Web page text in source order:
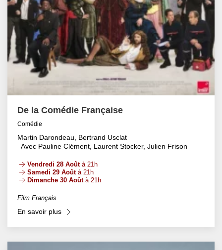
De la Comédie Française
Comédie
Martin Darondeau, Bertrand Usclat
Avec Pauline Clément, Laurent Stocker, Julien Frison
Vendredi 28 Aoûtà 21h
Samedi 29 Aoûtà 21h
Dimanche 30 Aoûtà 21h
Film Français
En savoir plus